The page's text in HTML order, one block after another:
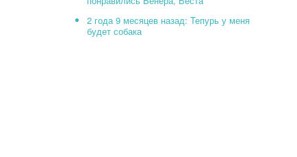
2 года 9 месяцев назад: Тепурь у меня
будет собака